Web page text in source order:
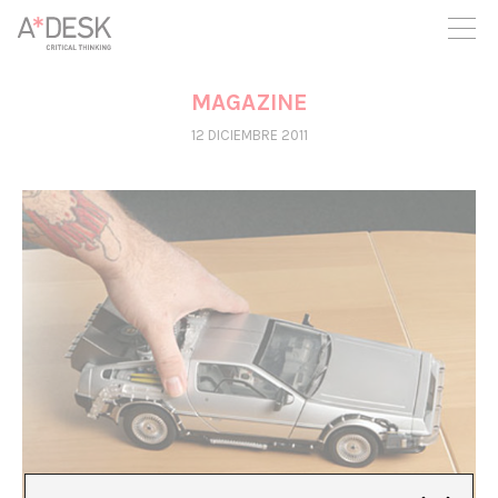
crees también en A*DESK seguimos necesitándote para poder
seguir adelante. Ahora puedes participar del proyecto y
apoyarlo.
MAGAZINE
12 DICIEMBRE 2011